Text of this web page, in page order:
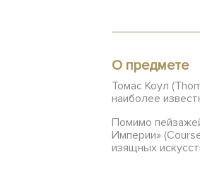
О предмете
Томас Коул
наиболее
Помимо
Империи»
изящных